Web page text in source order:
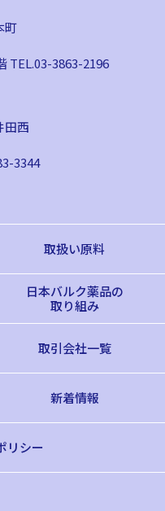
町
TEL.03-3863-2196
田西
3344
取扱い原料
日本バルク薬品の
取り組み
取引会社一覧
新着情報
リシー